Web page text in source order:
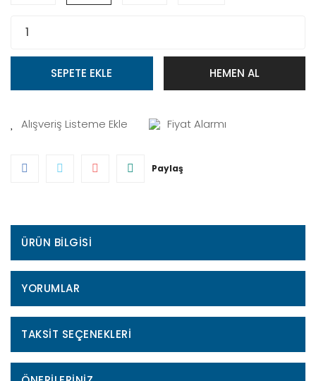
SEPETE EKLE HEMEN AL
Fiyat Alarmı
Paylaş
ÜRÜN BILGISI
YORUMLAR
TAKSIT SEÇENEKLERI